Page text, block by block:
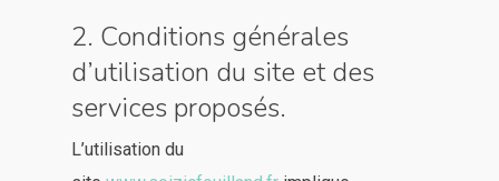
2. Conditions générales
d’utilisation du site et des
services proposés.
L’utilisation du